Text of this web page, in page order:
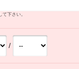
下さい。
/